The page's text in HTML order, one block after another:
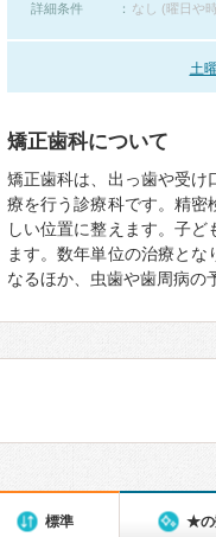
詳細条件
なし (曜日や
土
矯正歯科について
矯正歯科は、出っ歯や受け
療を行う診療科です。精密
しい位置に整えます。子
ます。数年単位の治療と
なるほか、虫歯や歯周病の
標準 ★の